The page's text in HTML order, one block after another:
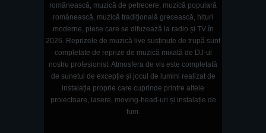
românească, muzică de petrecere, muzică populară
românească, muzică tradițională grecească, hituri
moderne, piese care se difuzează la radio și TV în
2026. Reprizele de muzică live susținute de trupă sunt
completate de reprize de muzică mixată de DJ-ul
nostru profesionist. Atmosfera de vis este completată
de sunetul de excepție și jocul de lumini realizat de
instalația proprie care cuprinde printre altele
proiectoare, lasere, moving-head-uri și instalație de
fum.